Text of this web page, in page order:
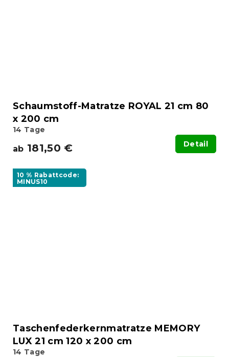
Schaumstoff-Matratze ROYAL 21 cm 80
x 200 cm
14 Tage
ab 181,50 € Detail
10 % Rabattcode:
MINUS10
Taschenfederkernmatratze MEMORY
LUX 21 cm 120 x 200 cm
14 Tage